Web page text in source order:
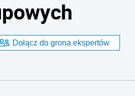
Dołącz do grona ekspertów